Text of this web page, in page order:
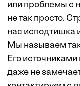
или проблемы с
не так просто.
нас исподтишка
Мы называем
Его источниками
даже не